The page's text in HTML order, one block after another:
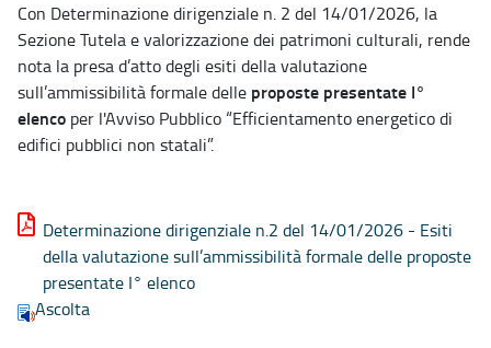
Con Determinazione dirigenziale n. 2 del 14/01/2026, la
Sezione Tutela e valorizzazione dei patrimoni culturali, rende
nota la presa d’atto degli esiti della valutazione
sull’ammissibilità formale delle proposte presentate I°
elenco per l'Avviso Pubblico “Efficientamento energetico di
edifici pubblici non statali”.
Determinazione dirigenziale n.2 del 14/01/2026 - Esiti
della valutazione sull’ammissibilità formale delle proposte
presentate I° elenco
Ascolta